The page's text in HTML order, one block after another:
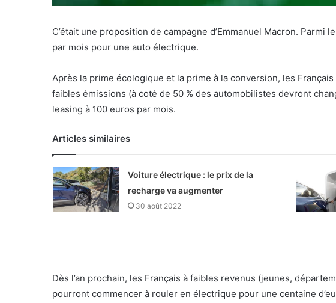
C’était une proposition de campagne d’Emmanuel Macron.
par mois pour une auto électrique.
Après la prime écologique et la prime à la conversion, les
faibles émissions (à coté de 50 % des automobilistes devront
leasing à 100 euros par mois.
Articles similaires
Voiture électrique : le prix de la
recharge va augmenter
30 août 2022
Dès l’an prochain, les Français à faibles revenus (jeunes,
pourront commencer à rouler en électrique pour une centaine